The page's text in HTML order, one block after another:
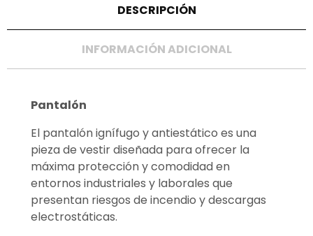
DESCRIPCIÓN
INFORMACIÓN ADICIONAL
Pantalón
El pantalón ignífugo y antiestático es una
pieza de vestir diseñada para ofrecer la
máxima protección y comodidad en
entornos industriales y laborales que
presentan riesgos de incendio y descargas
electrostáticas.